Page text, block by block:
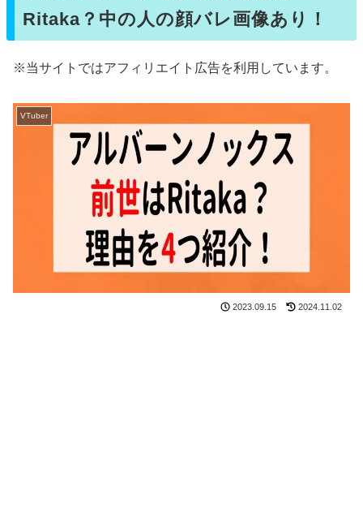
Ritaka？中の人の顔バレ画像あり！
※当サイトではアフィリエイト広告を利用しています。
VTuber
2023.09.15 2024.11.02